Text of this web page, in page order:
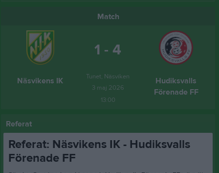
Match
Näsvikens IK
1 - 4
Tunet, Näsviken
3 maj 2026
13:00
Hudiksvalls
Förenade FF
Referat
Referat: Näsvikens IK - Hudiksvalls
Förenade FF